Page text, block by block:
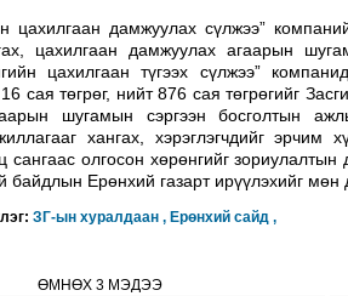
цахилгаан дамжуулах сүлжээ”
цахилгаан дамжуулах агаарын
цахилгаан түгээх сүлжээ”
сая төгрөг, нийт 876 сая төгрөгийг
шугамын сэргээн босголтын
хангах, хэрэглэгчдийг эрчим
сангаас олгосон хөрөнгийг
байдлын Ерөнхий газарт ирүүлэхийг мөн
ЗГ-ын хуралдаан , Ерөнхий сайд ,
ӨМНӨХ 3 МЭДЭЭ